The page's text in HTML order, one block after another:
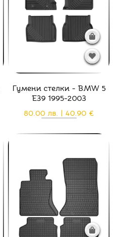
Гумени стелки - BMW 5
E39 1995-2003
80.00 лв. | 40.90 €